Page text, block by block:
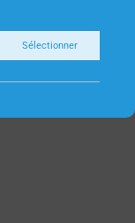
Sélectionner